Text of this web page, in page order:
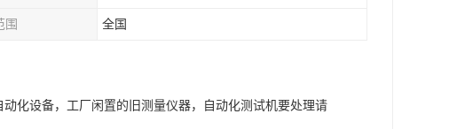
围 全国
化设备，工厂闲置的旧测量仪器，自动化测试机要处理请